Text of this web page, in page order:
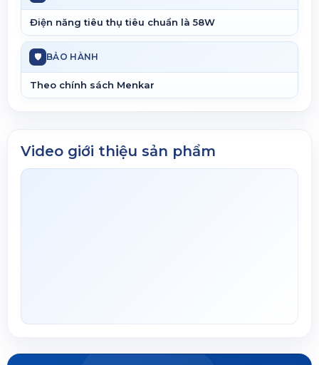
Điện năng tiêu thụ tiêu chuẩn là 58W
🛡 BẢO HÀNH
Theo chính sách Menkar
Video giới thiệu sản phẩm